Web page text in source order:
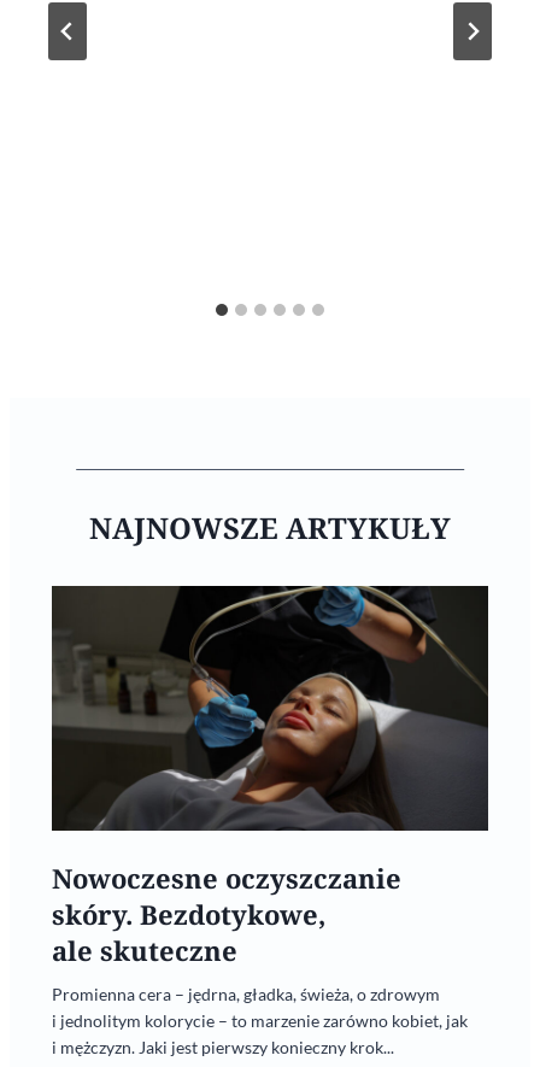
NAJNOWSZE ARTYKUŁY
Nowoczesne oczyszczanie
skóry. Bezdotykowe,
ale skuteczne
Promienna cera – jędrna, gładka, świeża, o zdrowym
i jednolitym kolorycie – to marzenie zarówno kobiet, jak
i mężczyzn. Jaki jest pierwszy konieczny krok...